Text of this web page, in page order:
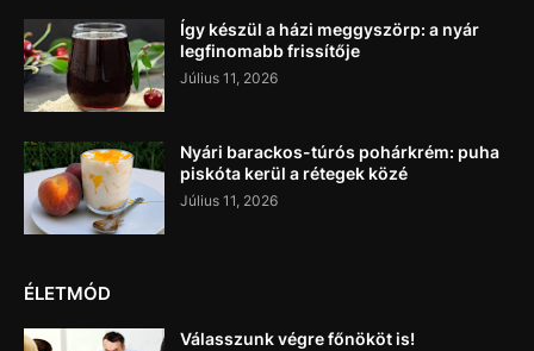
Így készül a házi meggyszörp: a nyár
legfinomabb frissítője
Július 11, 2026
Nyári barackos-túrós pohárkrém: puha
piskóta kerül a rétegek közé
Július 11, 2026
ÉLETMÓD
Válasszunk végre főnököt is!